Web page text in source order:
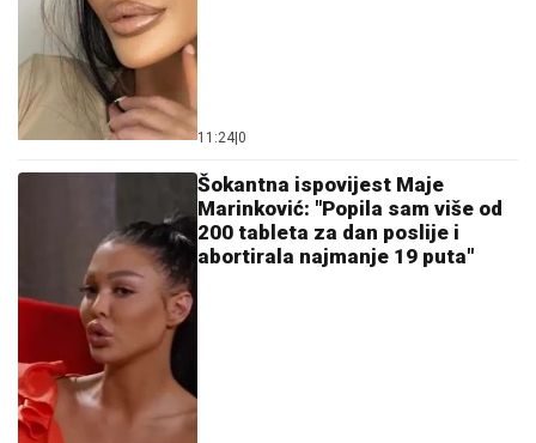
11:24 0
Šokantna ispovijest Maje
Marinković: "Popila sam više od
200 tableta za dan poslije i
abortirala najmanje 19 puta"